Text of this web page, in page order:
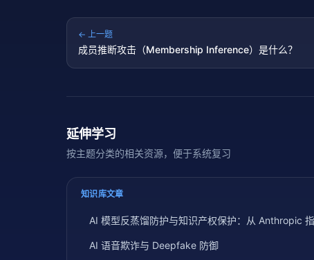
← 上一题
成员推断攻击（Membership Inference）是什么？
延伸学习
按主题分类的相关资源，便于系统复习
知识库文章
AI 模型反蒸馏防护与知识产权保护：从 Anthropic
AI 语音欺诈与 Deepfake 防御